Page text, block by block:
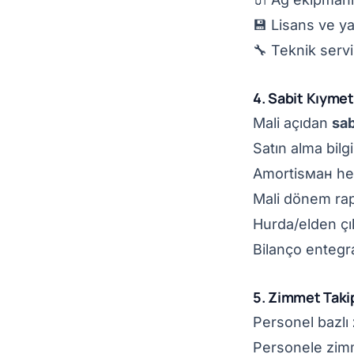
💾 Lisans ve
🔧 Teknik
4. Sabit
Mali açıdan
Satın alma
Amortisман
Mali dönem
Hurda/elden
Bilanço
5. Zimmet
Personel bazlı
Personele